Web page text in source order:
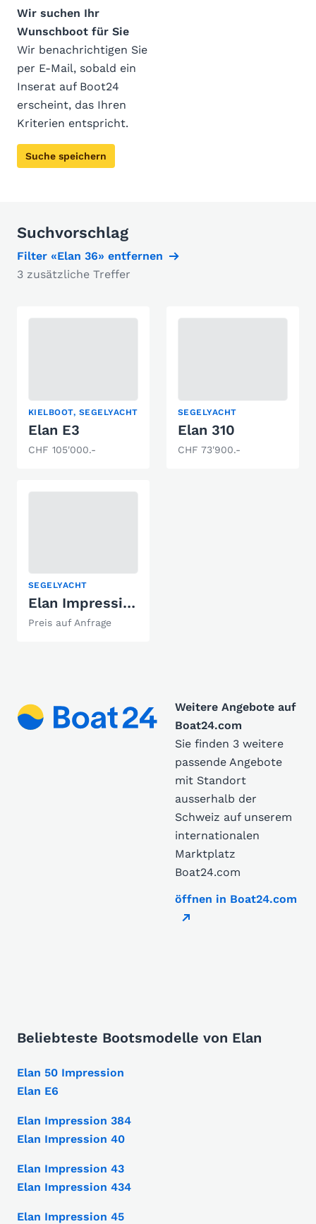
Wir suchen Ihr
Wunschboot für Sie
Wir benachrichtigen Sie
per E-Mail, sobald ein
Inserat auf Boot24
erscheint, das Ihren
Kriterien entspricht.
Suche speichern
Suchvorschlag
Filter «Elan 36» entfernen
3 zusätzliche Treffer
KIELBOOT, SEGELYACHT
Elan E3
CHF 105'000.-
SEGELYACHT
Elan 310
CHF 73'900.-
SEGELYACHT
Elan Impression 434
Preis auf Anfrage
Weitere Angebote auf
Boat24.com
Sie finden 3 weitere
passende Angebote
mit Standort
ausserhalb der
Schweiz auf unserem
internationalen
Marktplatz
Boat24.com
öffnen in Boat24.com
Beliebteste Bootsmodelle von Elan
Elan 50 Impression
Elan E6
Elan Impression 384
Elan Impression 40
Elan Impression 43
Elan Impression 434
Elan Impression 45